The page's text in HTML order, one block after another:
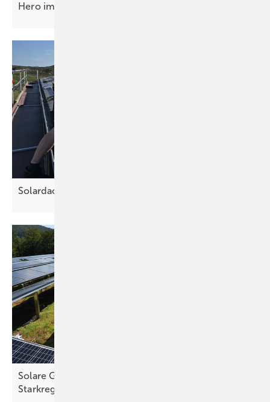
Hero im
Solardach für Volkshochschule auf
Solare Gründächer schützen Städte vor Hitze und
Starkregen